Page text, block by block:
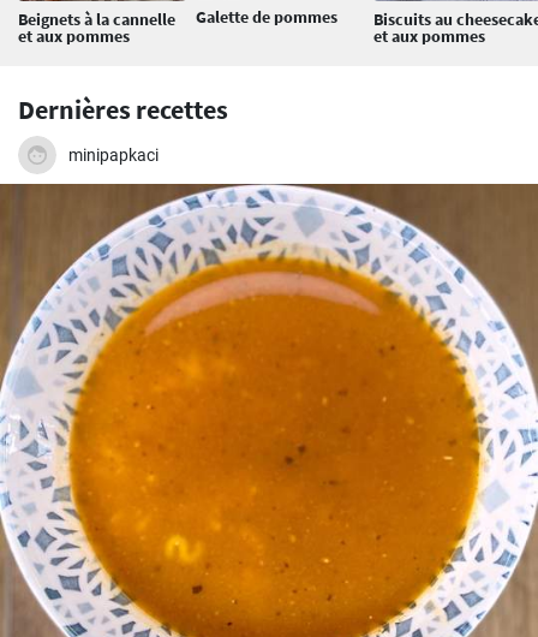
Beignets à la cannelle
et aux pommes
Galette de pommes Biscuits au
et aux pommes
Dernières recettes
minipapkaci